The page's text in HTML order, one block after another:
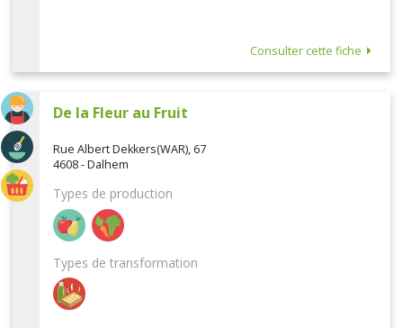
Consulter cette fiche
De la Fleur au Fruit
Rue Albert Dekkers(WAR), 67
4608 - Dalhem
Types de production
Types de transformation